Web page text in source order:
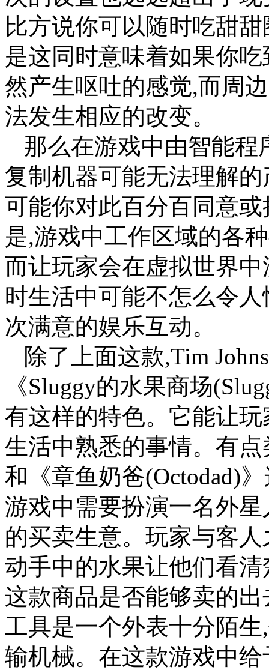
比方说你可以随时吃甜
是这同时意味着如果你
然产生呕吐的感觉,而周
法发生相应的改变。
那么在游戏中由智能程
复制机器可能无法理解
可能你对此百分百同意
是,游戏中工作区域的各
而让玩家会在虚拟世界
时生活中可能不怎么令
次满意的娱乐互动。
除了上面这款,Tim
《Sluggy的水果商场
有这样的特色。它能让
生活中熟悉的事情。有
和《章鱼奶爸(Octodad)
游戏中需要扮演一名外
的买卖生意。玩家与客
动手中的水果让他们看
这款商品是否能够卖的
工具是一个外表十分陌
输机械。在这款游戏中